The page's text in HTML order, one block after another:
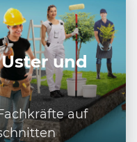
und
auf